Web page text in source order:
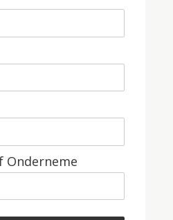
Onderneme